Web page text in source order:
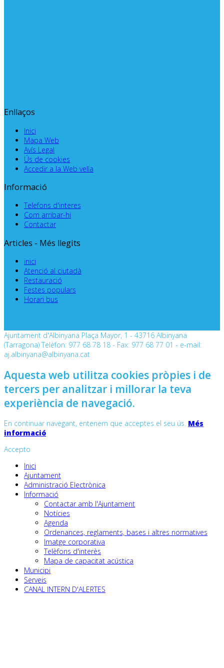
Enllaços
Inici
Mapa Web
Avís Legal
Ús de cookies
Accedir a la Web vella
Informació
Telefons d'interes
Com arribar-hi
Contactar
Articles - Més llegits
inici
Atenció al ciutadà
Restauració
Festes populars
Horari bus
Ajuntament d'Albinyana Plaça Mayor, 1 - 43716 Albinyana
(Tarragona) Telèfon: 977 68 78 18 - Fax: 977 68 77 01 - e-mail:
aj.albinyana@albinyana.cat
Aquesta web utilitza cookies pròpies i de
tercers per analitzar i millorar la teva
experiència de navegació.
En continuar navegant, entenem que acceptes el seu ús. Més
informació
Accepto
Inici
Ajuntament
Administració Electrònica
Informació
Contactar amb l'Ajuntament
Notícies
Agenda
Ordenances, reglaments, bases i altres normatives
Imatge corporativa
Telèfons d'interès
Mapa de capacitat acústica
Municipi
Serveis
CANAL INTERN D'ALERTES